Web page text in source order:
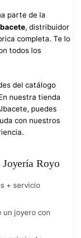
parte de la
, distribuidor
completa. Te lo
todos los
del catálogo
nuestra tienda
puedes
con nuestros
Joyería Royo
+ servicio
un joyero con